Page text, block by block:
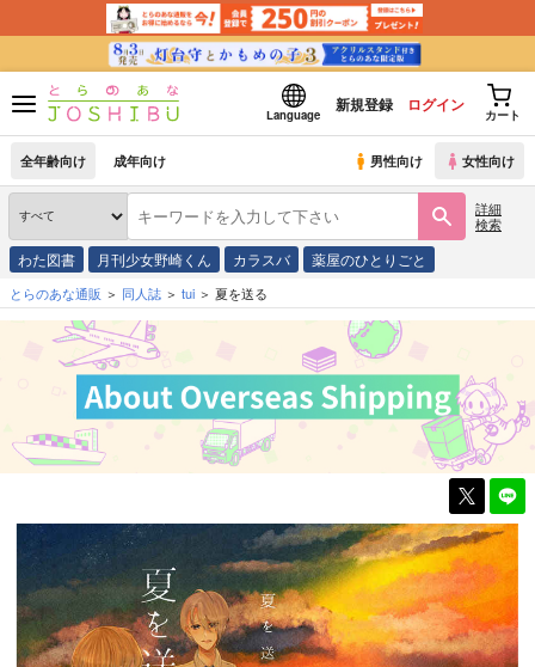
Language
新規登録 ログイン
カート
全年齢向け 成年向け 男性向け 女性向け
詳細
検索
わた図書 月刊少女野崎くん カラスバ 薬屋のひとりごと
とらのあな通販 同人誌 tui 夏を送る